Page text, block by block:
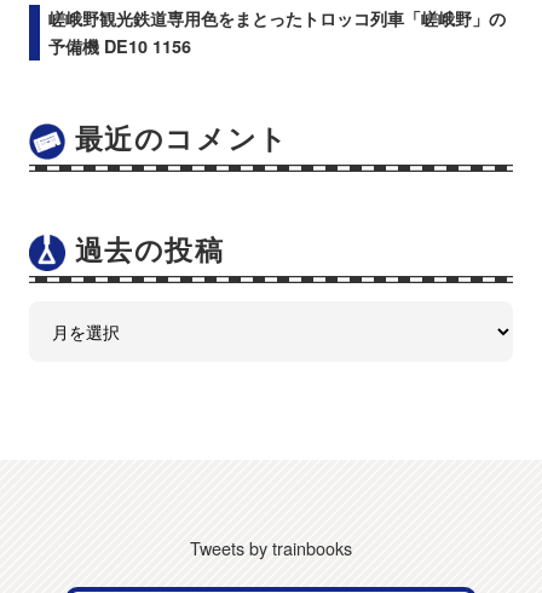
嵯峨野観光鉄道専用色をまとったトロッコ列車「嵯峨野」の
予備機 DE10 1156
最近のコメント
過去の投稿
Tweets by trainbooks